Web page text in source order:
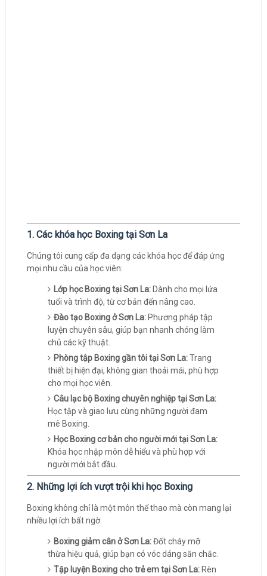
1. Các khóa học Boxing tại Sơn La
Chúng tôi cung cấp đa dạng các khóa học để đáp ứng
mọi nhu cầu của học viên:
Lớp học Boxing tại Sơn La:Dành cho mọi lứa
tuổi và trình độ, từ cơ bản đến nâng cao.
Đào tạo Boxing ở Sơn La:Phương pháp tập
luyện chuyên sâu, giúp bạn nhanh chóng làm
chủ các kỹ thuật.
Phòng tập Boxing gần tôi tại Sơn La:Trang
thiết bị hiện đại, không gian thoải mái, phù hợp
cho mọi học viên.
Câu lạc bộ Boxing chuyên nghiệp tại Sơn La:
Học tập và giao lưu cùng những người đam
mê Boxing.
Học Boxing cơ bản cho người mới tại Sơn La:
Khóa học nhập môn dễ hiểu và phù hợp với
người mới bắt đầu.
2. Những lợi ích vượt trội khi học Boxing
Boxing không chỉ là một môn thể thao mà còn mang lại
nhiều lợi ích bất ngờ:
Boxing giảm cân ở Sơn La:Đốt cháy mỡ
thừa hiệu quả, giúp bạn có vóc dáng săn chắc.
Tập luyện Boxing cho trẻ em tại Sơn La:Rèn